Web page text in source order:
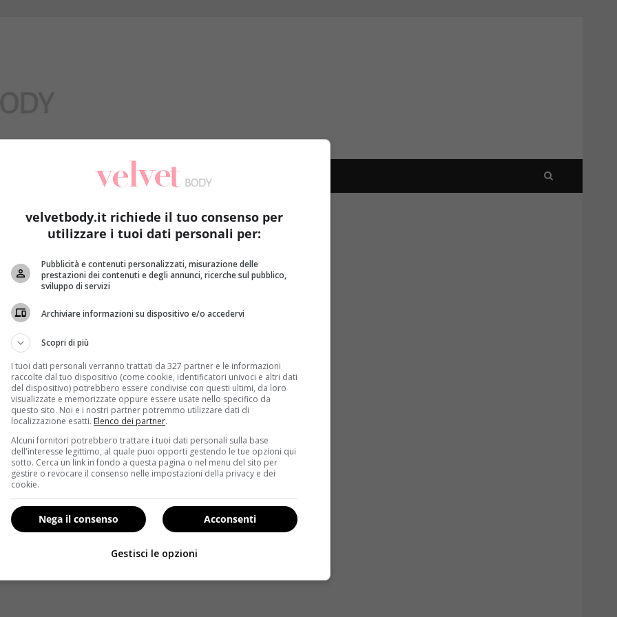
velvetbody.it richiede il tuo consenso per
utilizzare i tuoi dati personali per:
Pubblicità e contenuti personalizzati, misurazione delle
prestazioni dei contenuti e degli annunci, ricerche sul pubblico,
sviluppo di servizi
Archiviare informazioni su dispositivo e/o accedervi
Scopri di più
I tuoi dati personali verranno trattati da 327 partner e le informazioni
raccolte dal tuo dispositivo (come cookie, identificatori univoci e altri dati
del dispositivo) potrebbero essere condivise con questi ultimi, da loro
visualizzate e memorizzate oppure essere usate nello specifico da
questo sito. Noi e i nostri partner potremmo utilizzare dati di
localizzazione esatti. Elenco dei partner.
Alcuni fornitori potrebbero trattare i tuoi dati personali sulla base
dell'interesse legittimo, al quale puoi opporti gestendo le tue opzioni qui
sotto. Cerca un link in fondo a questa pagina o nel menu del sito per
gestire o revocare il consenso nelle impostazioni della privacy e dei
cookie.
Acconsenti
Nega il consenso
Gestisci le opzioni